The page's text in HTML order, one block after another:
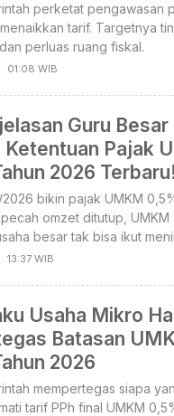
perketat pengawasan
tarif. Targetnya
perluas ruang fiskal.
01:08 WIB
Guru
Ketentuan Pajak
2026 Terbaru!
bikin pajak UMKM
omzet ditutup, UMKM
besar tak bisa ikut
13:37 WIB
Usaha Mikro
Batasan
2026
mempertegas siapa
tarif PPh final UMKM